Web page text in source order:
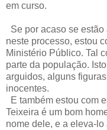
em curso.
Se por acaso se
neste processo, estou
Ministério Público. Tal
parte da população.
arguidos, alguns
inocentes.
E também estou com
Teixeira é um bom
nome dele, e a eleva-